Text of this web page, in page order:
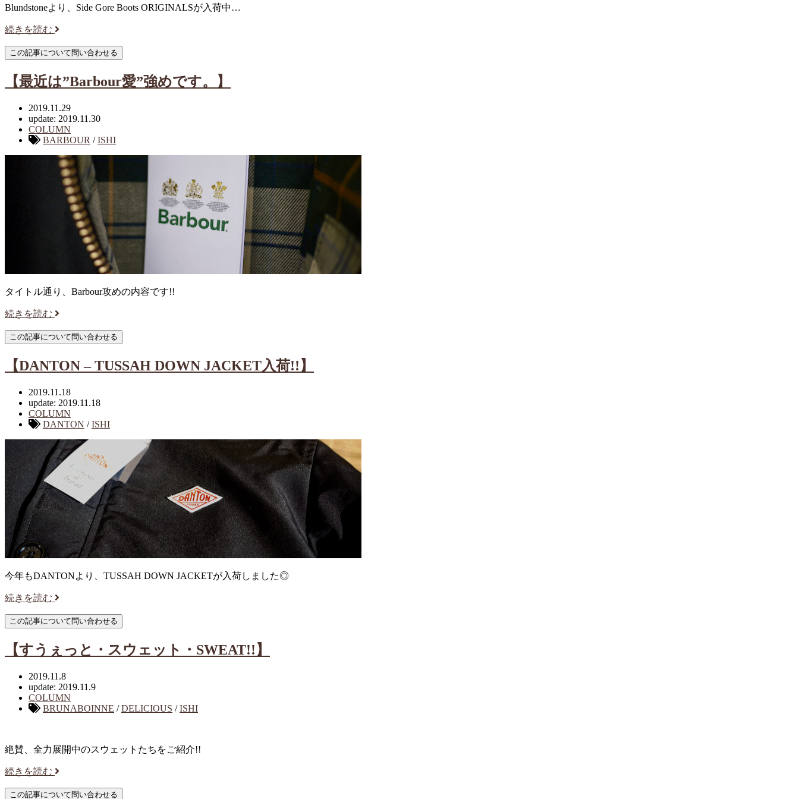
Blundstoneより、Side Gore Boots ORIGINALSが入荷中…
続きを読む
【最近は”Barbour愛”強めです。】
2019.11.29
update: 2019.11.30
COLUMN
BARBOUR /ISHI
タイトル通り、Barbour攻めの内容です!!
続きを読む
【DANTON – TUSSAH DOWN JACKET入荷!!】
2019.11.18
update: 2019.11.18
COLUMN
DANTON /ISHI
今年もDANTONより、TUSSAH DOWN JACKETが入荷しました◎
続きを読む
【すうぇっと・スウェット・SWEAT!!】
2019.11.8
update: 2019.11.9
COLUMN
BRUNABOINNE /DELICIOUS /ISHI
絶賛、全力展開中のスウェットたちをご紹介!!
続きを読む